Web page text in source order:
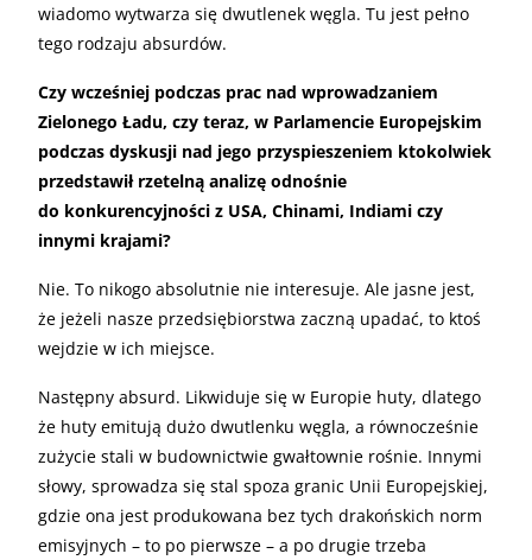
wiadomo wytwarza się dwutlenek węgla. Tu jest pełno
tego rodzaju absurdów.
Czy wcześniej podczas prac nad wprowadzaniem
Zielonego Ładu, czy teraz, w Parlamencie Europejskim
podczas dyskusji nad jego przyspieszeniem ktokolwiek
przedstawił rzetelną analizę odnośnie
do konkurencyjności z USA, Chinami, Indiami czy
innymi krajami?
Nie. To nikogo absolutnie nie interesuje. Ale jasne jest,
że jeżeli nasze przedsiębiorstwa zaczną upadać, to ktoś
wejdzie w ich miejsce.
Następny absurd. Likwiduje się w Europie huty, dlatego
że huty emitują dużo dwutlenku węgla, a równocześnie
zużycie stali w budownictwie gwałtownie rośnie. Innymi
słowy, sprowadza się stal spoza granic Unii Europejskiej,
gdzie ona jest produkowana bez tych drakońskich norm
emisyjnych – to po pierwsze – a po drugie trzeba